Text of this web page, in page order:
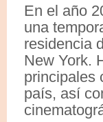
En el año
una
residencia
New York.
principales
país, así